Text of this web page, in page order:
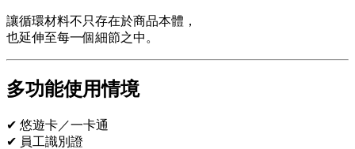
讓循環材料不只存在於商品本體，
也延伸至每一個細節之中。
多功能使用情境
✔ 悠遊卡／一卡通
✔ 員工識別證